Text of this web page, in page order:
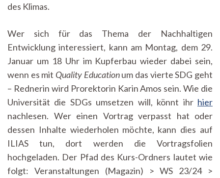
des Klimas.
Wer sich für das Thema der Nachhaltigen
Entwicklung interessiert, kann am Montag, dem 29.
Januar um 18 Uhr im Kupferbau wieder dabei sein,
wenn es mit Quality Educationum das vierte SDG geht
– Rednerin wird Prorektorin Karin Amos sein. Wie die
Universität die SDGs umsetzen will, könnt ihr hier
nachlesen. Wer einen Vortrag verpasst hat oder
dessen Inhalte wiederholen möchte, kann dies auf
ILIAS tun, dort werden die Vortragsfolien
hochgeladen. Der Pfad des Kurs-Ordners lautet wie
folgt: Veranstaltungen (Magazin) > WS 23/24 >